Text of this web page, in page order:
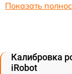
Показать
Калибровка
iRobot